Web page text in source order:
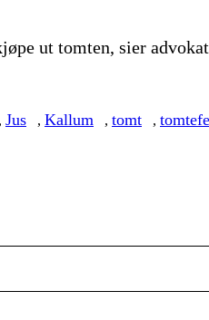
ut tomten, sier
, Jus , Kallum , tomt ,